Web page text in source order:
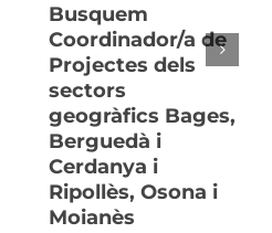
Busquem
Coordinador/a de
Projectes dels
sectors
geogràfics Bages,
Berguedà i
Cerdanya i
Ripollès, Osona i
Moianès